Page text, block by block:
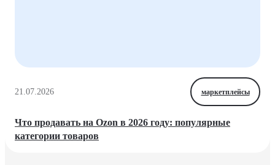
21.07.2026 маркетплейсы
Что продавать на Ozon в 2026 году: популярные
категории товаров